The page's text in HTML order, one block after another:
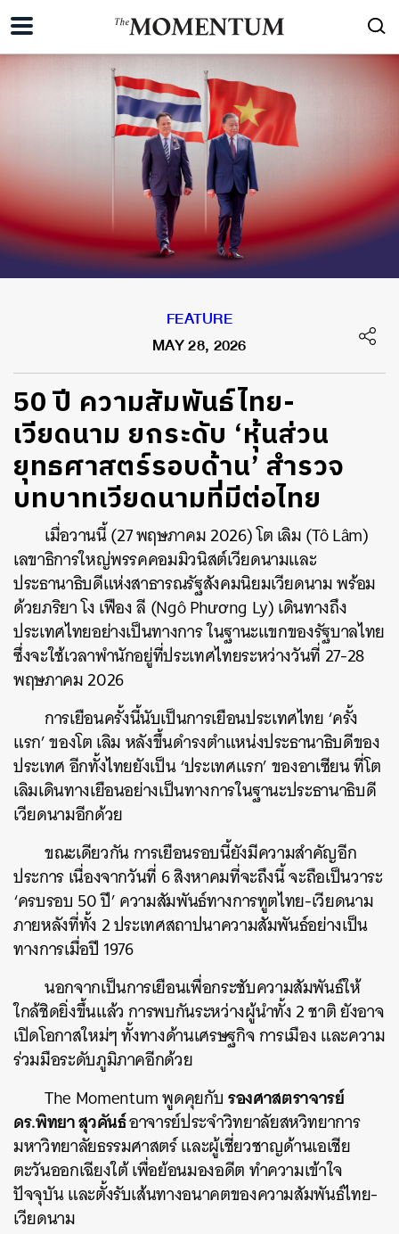
FEATURE
MAY 28, 2026
50 ปี ความสัมพันธ์ไทย-
เวียดนาม ยกระดับ ‘หุ้นส่วน
ยุทธศาสตร์รอบด้าน’ สำรวจ
บทบาทเวียดนามที่มีต่อไทย
เมื่อวานนี้ (27 พฤษภาคม 2026) โต เลิม (Tô Lâm)
เลขาธิการใหญ่พรรคคอมมิวนิสต์เวียดนามและ
ประธานาธิบดีแห่งสาธารณรัฐสังคมนิยมเวียดนาม พร้อม
ด้วยภริยา โง เฟือง ลี (Ngô Phương Ly) เดินทางถึง
ประเทศไทยอย่างเป็นทางการ ในฐานะแขกของรัฐบาลไทย
ซึ่งจะใช้เวลาพำนักอยู่ที่ประเทศไทยระหว่างวันที่ 27-28
พฤษภาคม 2026
การเยือนครั้งนี้นับเป็นการเยือนประเทศไทย ‘ครั้ง
แรก’ ของโต เลิม หลังขึ้นดำรงตำแหน่งประธานาธิบดีของ
ประเทศ อีกทั้งไทยยังเป็น ‘ประเทศแรก’ ของอาเซียน ที่โต
เลิมเดินทางเยือนอย่างเป็นทางการในฐานะประธานาธิบดี
เวียดนามอีกด้วย
ขณะเดียวกัน การเยือนรอบนี้ยังมีความสำคัญอีก
ประการ เนื่องจากวันที่ 6 สิงหาคมที่จะถึงนี้ จะถือเป็นวาระ
‘ครบรอบ 50 ปี’ ความสัมพันธ์ทางการทูตไทย-เวียดนาม
ภายหลังที่ทั้ง 2 ประเทศสถาปนาความสัมพันธ์อย่างเป็น
ทางการเมื่อปี 1976
นอกจากเป็นการเยือนเพื่อกระชับความสัมพันธ์ให้
ใกล้ชิดยิ่งขึ้นแล้ว การพบกันระหว่างผู้นำทั้ง 2 ชาติ ยังอาจ
เปิดโอกาสใหม่ๆ ทั้งทางด้านเศรษฐกิจ การเมือง และความ
ร่วมมือระดับภูมิภาคอีกด้วย
The Momentum พูดคุยกับรองศาสตราจารย์
ดร.พิทยา สุวคันธ์อาจารย์ประจำวิทยาลัยสหวิทยาการ
มหาวิทยาลัยธรรมศาสตร์ และผู้เชี่ยวชาญด้านเอเชีย
ตะวันออกเฉียงใต้ เพื่อย้อนมองอดีต ทำความเข้าใจ
ปัจจุบัน และตั้งรับเส้นทางอนาคตของความสัมพันธ์ไทย-
เวียดนาม